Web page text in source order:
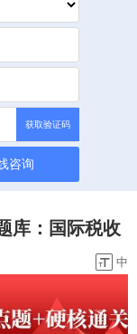
获取验证码
咨询
库：国际税收
中